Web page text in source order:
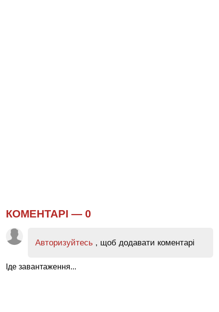
КОМЕНТАРІ — 0
Авторизуйтесь , щоб додавати коментарі
Іде завантаження...